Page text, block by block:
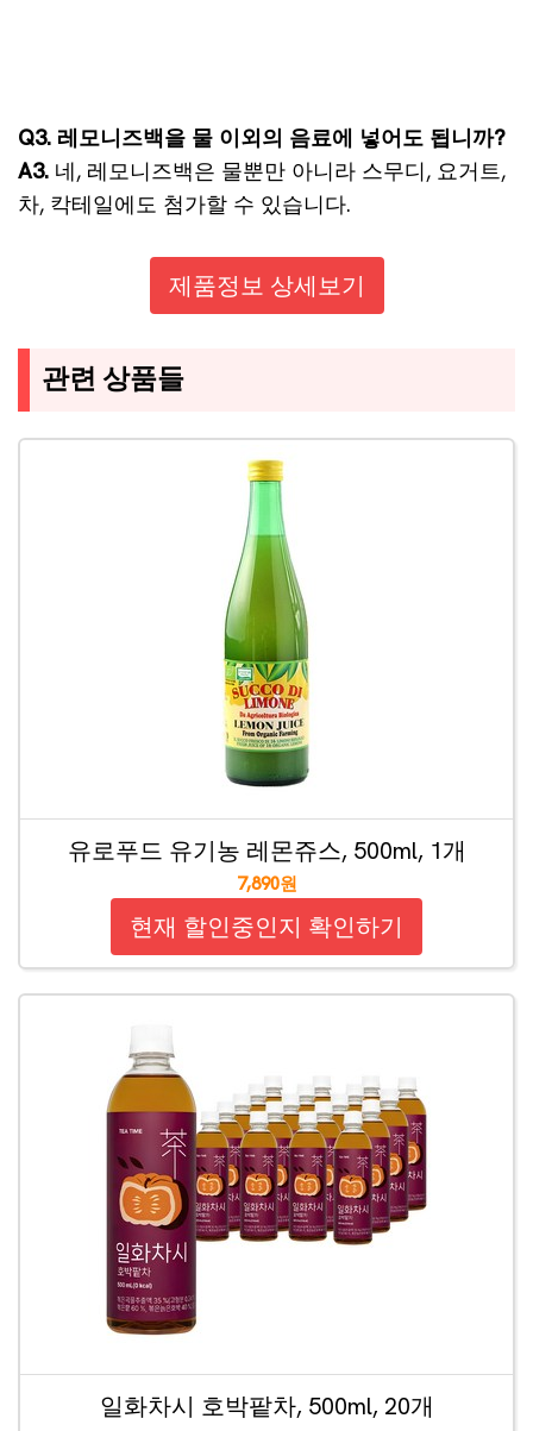
Q3. 레모니즈백을 물 이외의 음료에 넣어도 됩니까?
A3. 네, 레모니즈백은 물뿐만 아니라 스무디, 요거트,
차, 칵테일에도 첨가할 수 있습니다.
제품정보 상세보기
관련 상품들
유로푸드 유기농 레몬쥬스, 500ml, 1개
7,890원
현재 할인중인지 확인하기
일화차시 호박팥차, 500ml, 20개